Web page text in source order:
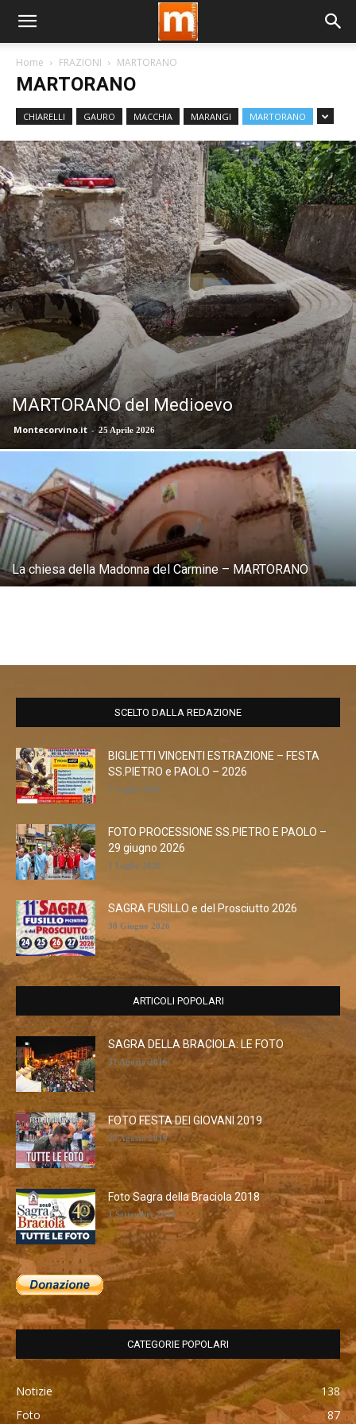
Home FRAZIONI MARTORANO
MARTORANO
CHIARELLI GAURO MACCHIA MARANGI MARTORANO
MARTORANO del Medioevo
Montecorvino.it - 25 Aprile 2026
La chiesa della Madonna del Carmine – MARTORANO
SCELTO DALLA REDAZIONE
BIGLIETTI VINCENTI ESTRAZIONE – FESTA
SS.PIETRO e PAOLO – 2026
1 Luglio 2026
FOTO PROCESSIONE SS.PIETRO E PAOLO –
29 giugno 2026
1 Luglio 2026
SAGRA FUSILLO e del Prosciutto 2026
30 Giugno 2026
ARTICOLI POPOLARI
SAGRA DELLA BRACIOLA: LE FOTO
31 Agosto 2016
FOTO FESTA DEI GIOVANI 2019
28 Agosto 2019
Foto Sagra della Braciola 2018
1 Settembre 2018
CATEGORIE POPOLARI
Notizie
138
Foto
87